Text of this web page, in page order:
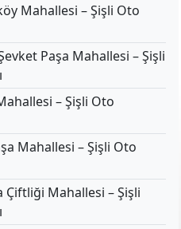
Mahallesi – Şişli Oto
Paşa Mahallesi – Şişli
– Şişli Oto
Mahallesi – Şişli Oto
Çiftliği Mahallesi – Şişli